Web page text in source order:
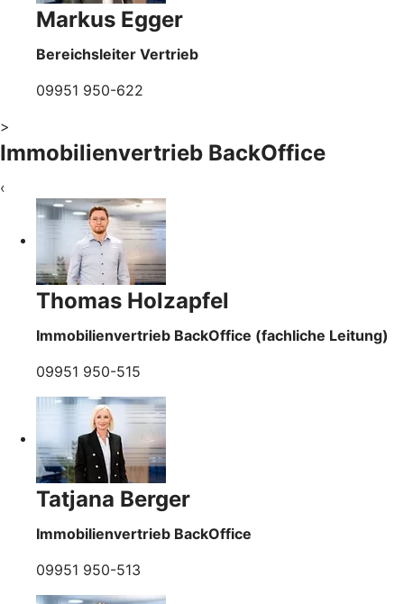
Markus Egger
Bereichsleiter Vertrieb
09951 950-622
>
Immobilienvertrieb BackOffice
‹
Thomas Holzapfel
Immobilienvertrieb BackOffice (fachliche Leitung)
09951 950-515
Tatjana Berger
Immobilienvertrieb BackOffice
09951 950-513